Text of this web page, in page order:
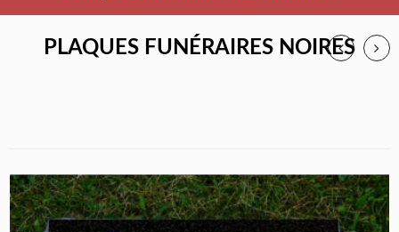
PLAQUES FUNÉRAIRES NOIRES